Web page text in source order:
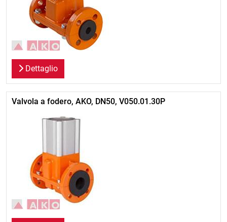
Dettaglio
Valvola a fodero, AKO, DN50, V050.01.30P